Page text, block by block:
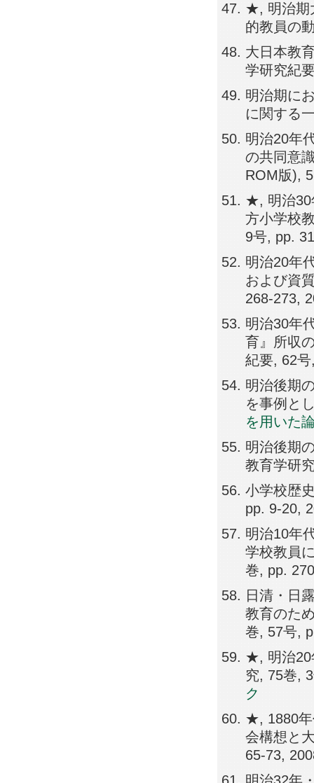
★, 明治期
的教員の
大日本教
学研究紀
明治期に
に関する
明治20年
の共同意
ROM版),
★, 明治30
方小学校
9号, pp.
明治20年
および資
268-273,
明治30年
育』所収
紀要, 62
明治後期
を事例と
を用いた
明治後期
教育学研
小学校歴
pp. 9-20,
明治10年
学校教員
巻, pp.
日清・日
教育のた
巻, 57号,
★, 明治20
究, 75巻,
ク
★, 1880年
会構想と
65-73,